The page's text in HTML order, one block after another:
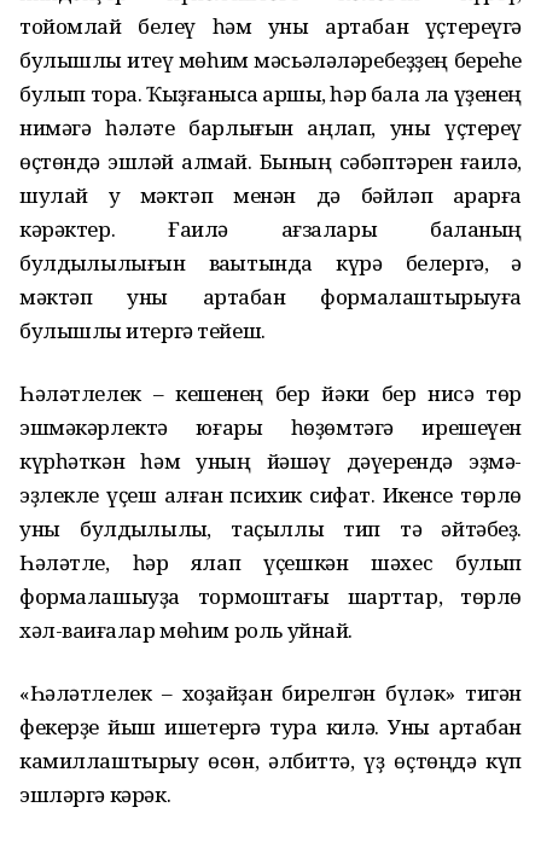
тойомлай белеү һәм уны артабан үҫтереүгә
булышлыҡ итеү мөһим мәсьәләләребеҙҙең береһе
булып тора. Ҡыҙғанысҡа ҡаршы, һәр бала ла үҙенең
нимәгә һәләте барлығын аңлап, уны үҫтереү
өҫтөндә эшләй алмай. Бының сәбәптәрен ғаилә,
шулай уҡ мәктәп менән дә бәйләп ҡарарға
кәрәктер. Ғаилә ағзалары баланың
булдыҡлылығын ваҡытында күрә белергә, ә
мәктәп уны артабан формалаштырыуға
булышлыҡ итергә тейеш.
Һәләтлелек – кешенең бер йәки бер нисә төр
эшмәкәрлектә юғары һөҙөмтәгә ирешеүен
күрһәткән һәм уның йәшәү дәүерендә эҙмә-
эҙлекле үҫеш алған психик сифат. Икенсе төрлө
уны булдыҡлылыҡ, таҫыллыҡ тип тә әйтәбеҙ.
Һәләтле, һәр яҡлап үҫешкән шәхес булып
формалашыуҙа тормоштағы шарттар, төрлө
хәл-ваҡиғалар мөһим роль уйнай.
«Һәләтлелек – хоҙайҙан бирелгән бүләк» тигән
фекерҙе йыш ишетергә тура килә. Уны артабан
камиллаштырыу өсөн, әлбиттә, үҙ өҫтөңдә күп
эшләргә кәрәк.